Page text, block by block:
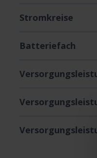
Stromkreise
Batteriefach